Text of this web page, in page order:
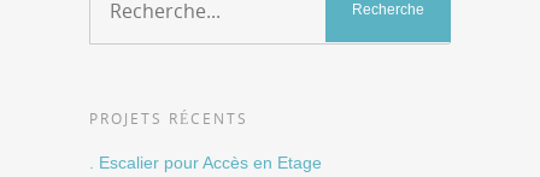
PROJETS RÉCENTS
. Escalier pour Accès en Etage